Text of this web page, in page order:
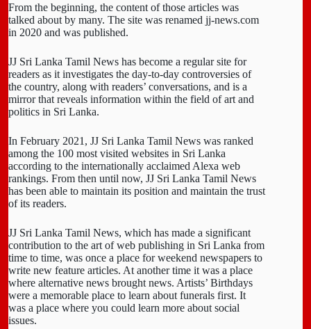
From the beginning, the content of those articles was
talked about by many. The site was renamed jj-news.com
in 2020 and was published.
JJ Sri Lanka Tamil News has become a regular site for
readers as it investigates the day-to-day controversies of
the country, along with readers’ conversations, and is a
mirror that reveals information within the field of art and
politics in Sri Lanka.
In February 2021, JJ Sri Lanka Tamil News was ranked
among the 100 most visited websites in Sri Lanka
according to the internationally acclaimed Alexa web
rankings. From then until now, JJ Sri Lanka Tamil News
has been able to maintain its position and maintain the trust
of its readers.
JJ Sri Lanka Tamil News, which has made a significant
contribution to the art of web publishing in Sri Lanka from
time to time, was once a place for weekend newspapers to
write new feature articles. At another time it was a place
where alternative news brought news. Artists’ Birthdays
were a memorable place to learn about funerals first. It
was a place where you could learn more about social
issues.